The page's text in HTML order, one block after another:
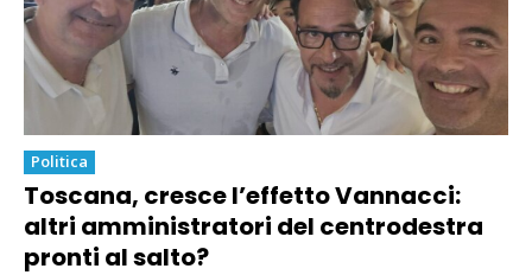
Politica
Toscana, cresce l’effetto Vannacci:
altri amministratori del centrodestra
pronti al salto?